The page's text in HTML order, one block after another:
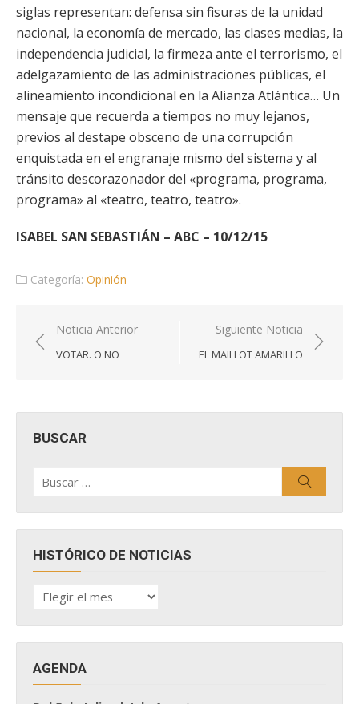
siglas representan: defensa sin fisuras de la unidad
nacional, la economía de mercado, las clases medias, la
independencia judicial, la firmeza ante el terrorismo, el
adelgazamiento de las administraciones públicas, el
alineamiento incondicional en la Alianza Atlántica… Un
mensaje que recuerda a tiempos no muy lejanos,
previos al destape obsceno de una corrupción
enquistada en el engranaje mismo del sistema y al
tránsito descorazonador del «programa, programa,
programa» al «teatro, teatro, teatro».
ISABEL SAN SEBASTIÁN – ABC – 10/12/15
Categoría: Opinión
Navegación
de
Noticia Anterior
VOTAR. O NO
Siguiente Noticia
EL MAILLOT AMARILLO
BUSCAR
por:
HISTÓRICO DE NOTICIAS
HISTÓRICO
DE
AGENDA